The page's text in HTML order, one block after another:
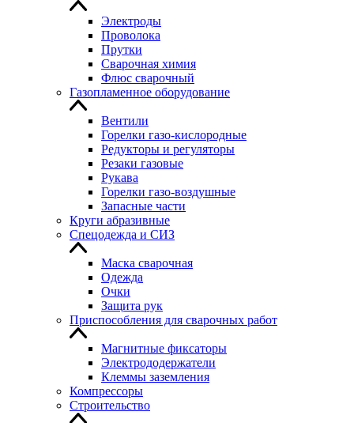
Электроды
Проволока
Прутки
Сварочная химия
Флюс сварочный
Газопламенное оборудование
Вентили
Горелки газо-кислородные
Редукторы и регуляторы
Резаки газовые
Рукава
Горелки газо-воздушные
Запасные части
Круги абразивные
Спецодежда и СИЗ
Маска сварочная
Одежда
Очки
Защита рук
Приспособления для сварочных работ
Магнитные фиксаторы
Электрододержатели
Клеммы заземления
Компрессоры
Строительство